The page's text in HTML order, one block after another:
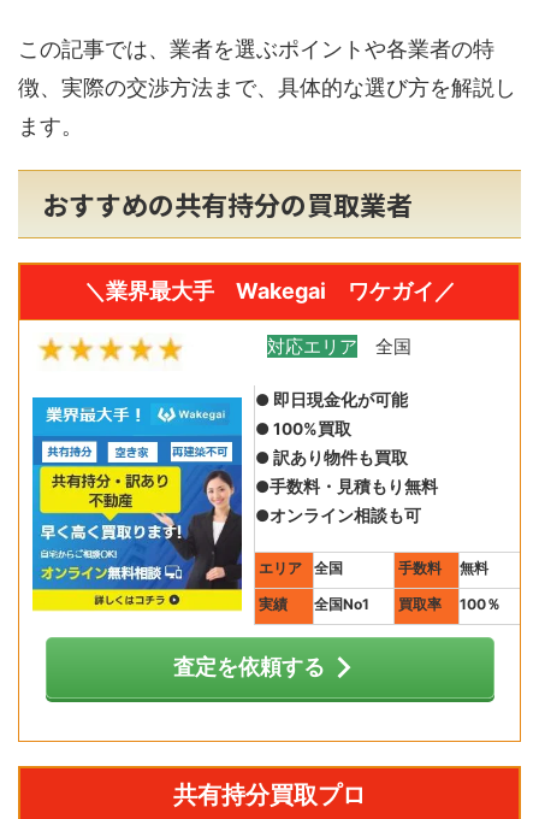
この記事では、業者を選ぶポイントや各業者の特
徴、実際の交渉方法まで、具体的な選び方を解説し
ます。
おすすめの共有持分の買取業者
＼業界最大手 Wakegai ワケガイ／
対応エリア 全国
● 即日現金化が可能
● 100%買取
● 訳あり物件も買取
●手数料・見積もり無料
●オンライン相談も可
エリア 全国 手数料
無料
実績
全国No1 買取率 100％
査定を依頼する
共有持分買取プロ